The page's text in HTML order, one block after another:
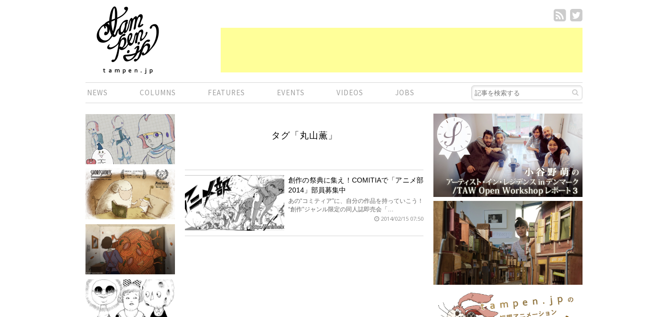
NEWS COLUMNS FEATURES EVENTS VIDEOS JOBS
タグ「丸山薫」
創作の祭典に集え！COMITIAで「アニメ部
2014」部員募集中
あの“コミティア”に、自分の作品を持っていこう！
“創作”ジャンル限定の同人誌即売会「…
2014/02/15 07:50